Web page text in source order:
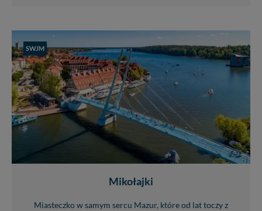
SWJM
Mikołajki
Miasteczko w samym sercu Mazur, które od lat toczy z